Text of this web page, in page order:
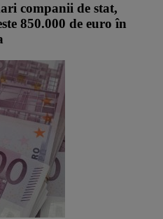
companii de stat,
850.000 de euro în